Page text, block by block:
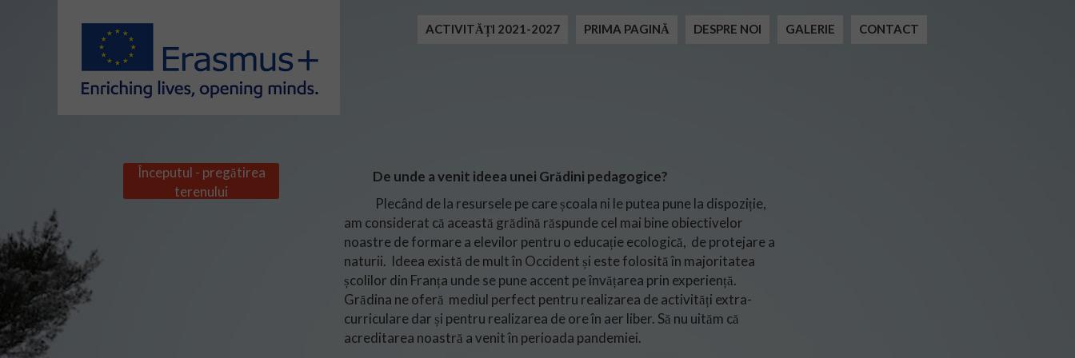
De unde a venit ideea unei Grădini pedagogice?
Plecând de la resursele pe care școala ni le putea pune la dispoziție,
am considerat că această grădină răspunde cel mai bine obiectivelor
noastre de formare a elevilor pentru o educație ecologică, de protejare a
naturii. Ideea există de mult în Occident și este folosită în majoritatea
școlilor din Franța unde se pune accent pe învățarea prin experiență.
Grădina ne oferă mediul perfect pentru realizarea de activități extra-
curriculare dar și pentru realizarea de ore în aer liber. Să nu uităm că
acreditarea noastră a venit în perioada pandemiei.
Începutul - pregătirea
terenului
ACTIVITĂȚI 2021-2027 PRIMA PAGINĂ DESPRE NOI GALERIE CONTACT